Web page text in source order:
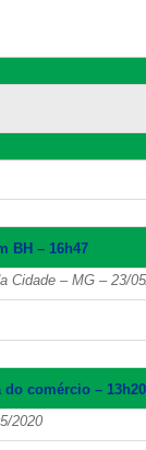
BH – 16h47
Cidade – MG – 23/
do comércio – 13h20
2020